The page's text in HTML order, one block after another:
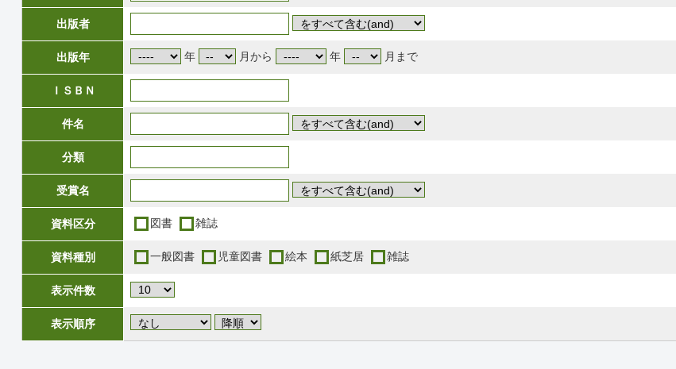
出版者
出版年 年 月から 年 月まで
ＩＳＢＮ
件名
分類
受賞名
資料区分 図書 雑誌
資料種別 一般図書 児童図書 絵本 紙芝居 雑誌
表示件数
表示順序